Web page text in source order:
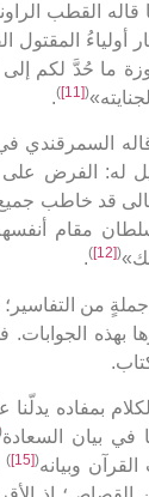
القطب
أولياءُ
ما حُدَّ لكم إلى
(
[11]
)
.
السمرقندي
له: الفرض على
قد خاطب جميع
مقام
(
[12]
)
.
من
بهذه الجوابات.
بمفاده
في بيان السعادة
وبيانه(
[15]
)